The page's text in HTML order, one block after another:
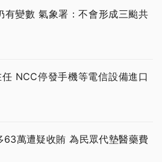
有變數 氣象署：不會形成三颱共
NCC停發手機等電信設備進口
63萬遭疑收賄 為民眾代墊醫藥費